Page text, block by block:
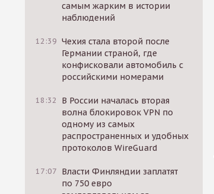
самым жарким в истории
наблюдений
12:39 Чехия стала второй после
Германии страной, где
конфисковали автомобиль с
российскими номерами
18:32
В России началась вторая
волна блокировок VPN по
одному из самых
распространенных и удобных
протоколов WireGuard
17:07 Власти Финляндии заплатят
по 750 евро